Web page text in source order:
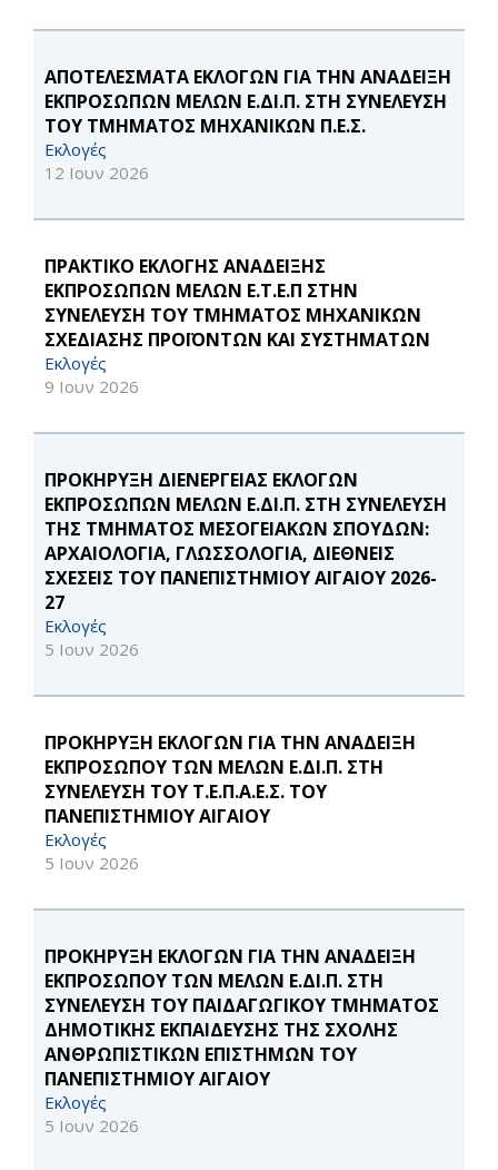
ΑΠΟΤΕΛΕΣΜΑΤΑ ΕΚΛΟΓΩΝ ΓΙΑ ΤΗΝ ΑΝΑΔΕΙΞΗ
ΕΚΠΡΟΣΩΠΩΝ ΜΕΛΩΝ Ε.ΔΙ.Π. ΣΤΗ ΣΥΝΕΛΕΥΣΗ
ΤΟΥ ΤΜΗΜΑΤΟΣ ΜΗΧΑΝΙΚΩΝ Π.Ε.Σ.
Εκλογές
12 Ιουν 2026
ΠΡΑΚΤΙΚΟ ΕΚΛΟΓΗΣ ΑΝΑΔΕΙΞΗΣ
ΕΚΠΡΟΣΩΠΩΝ ΜΕΛΩΝ Ε.Τ.Ε.Π ΣΤΗΝ
ΣΥΝΕΛΕΥΣΗ ΤΟΥ ΤΜΗΜΑΤΟΣ ΜΗΧΑΝΙΚΩΝ
ΣΧΕΔΙΑΣΗΣ ΠΡΟΪΟΝΤΩΝ ΚΑΙ ΣΥΣΤΗΜΑΤΩΝ
Εκλογές
9 Ιουν 2026
ΠΡΟΚΗΡΥΞΗ ΔΙΕΝΕΡΓΕΙΑΣ ΕΚΛΟΓΩΝ
ΕΚΠΡΟΣΩΠΩΝ ΜΕΛΩΝ Ε.ΔΙ.Π. ΣΤΗ ΣΥΝΕΛΕΥΣΗ
ΤΗΣ ΤΜΗΜΑΤΟΣ ΜΕΣΟΓΕΙΑΚΩΝ ΣΠΟΥΔΩΝ:
ΑΡΧΑΙΟΛΟΓΙΑ, ΓΛΩΣΣΟΛΟΓΙΑ, ΔΙΕΘΝΕΙΣ
ΣΧΕΣΕΙΣ ΤΟΥ ΠΑΝΕΠΙΣΤΗΜΙΟΥ ΑΙΓΑΙΟΥ 2026-
27
Εκλογές
5 Ιουν 2026
ΠΡΟΚΗΡΥΞΗ ΕΚΛΟΓΩΝ ΓΙΑ ΤΗΝ ΑΝΑΔΕΙΞΗ
ΕΚΠΡΟΣΩΠΟΥ ΤΩΝ ΜΕΛΩΝ Ε.ΔΙ.Π. ΣΤΗ
ΣΥΝΕΛΕΥΣΗ ΤΟΥ Τ.Ε.Π.Α.Ε.Σ. ΤΟΥ
ΠΑΝΕΠΙΣΤΗΜΙΟΥ ΑΙΓΑΙΟΥ
Εκλογές
5 Ιουν 2026
ΠΡΟΚΗΡΥΞΗ ΕΚΛΟΓΩΝ ΓΙΑ ΤΗΝ ΑΝΑΔΕΙΞΗ
ΕΚΠΡΟΣΩΠΟΥ ΤΩΝ ΜΕΛΩΝ Ε.ΔΙ.Π. ΣΤΗ
ΣΥΝΕΛΕΥΣΗ ΤΟΥ ΠΑΙΔΑΓΩΓΙΚΟΥ ΤΜΗΜΑΤΟΣ
ΔΗΜΟΤΙΚΗΣ ΕΚΠΑΙΔΕΥΣΗΣ ΤΗΣ ΣΧΟΛΗΣ
ΑΝΘΡΩΠΙΣΤΙΚΩΝ ΕΠΙΣΤΗΜΩΝ ΤΟΥ
ΠΑΝΕΠΙΣΤΗΜΙΟΥ ΑΙΓΑΙΟΥ
Εκλογές
5 Ιουν 2026